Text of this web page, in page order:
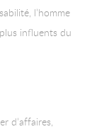
l’homme
influents du
d’affaires,